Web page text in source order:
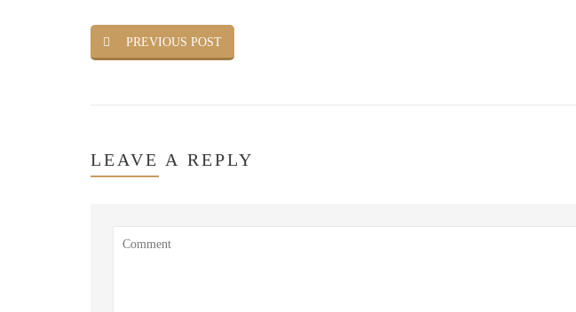
PREVIOUS POST
LEAVE A REPLY